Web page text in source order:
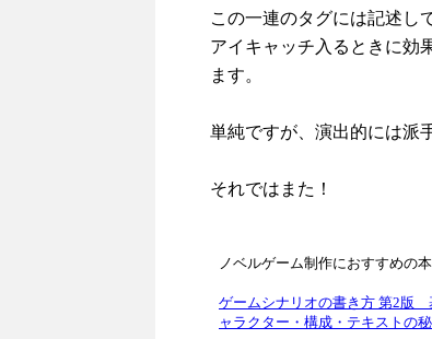
この一連のタグには記述し
アイキャッチ入るときに効
ます。
単純ですが、演出的には派
それではまた！